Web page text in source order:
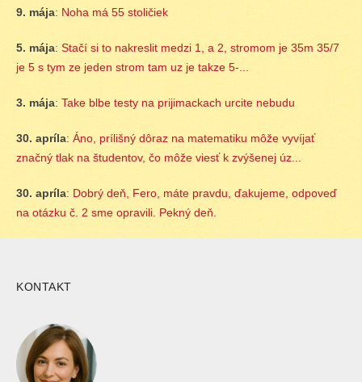
9. mája: Noha má 55 stoličiek
5. mája: Stačí si to nakreslit medzi 1, a 2, stromom je 35m 35/7
je 5 s tym ze jeden strom tam uz je takze 5-...
3. mája: Take blbe testy na prijimackach urcite nebudu
30. apríla: Áno, prílišný dôraz na matematiku môže vyvíjať
značný tlak na študentov, čo môže viesť k zvýšenej úz...
30. apríla: Dobrý deň, Fero, máte pravdu, ďakujeme, odpoveď
na otázku č. 2 sme opravili. Pekný deň.
KONTAKT